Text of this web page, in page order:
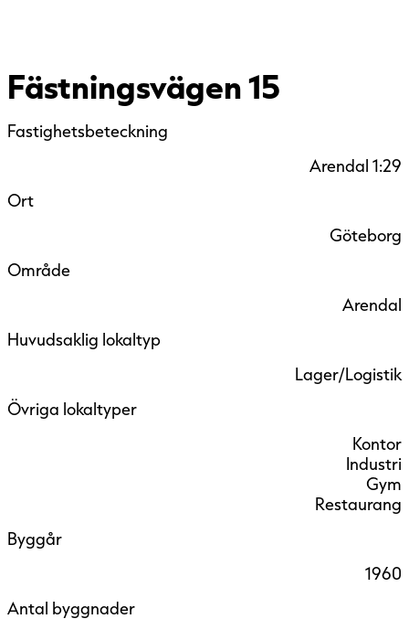
Fästningsvägen 15
Fastighetsbeteckning
Arendal 1:29
Ort
Göteborg
Område
Arendal
Huvudsaklig lokaltyp
Lager/Logistik
Övriga lokaltyper
Kontor
Industri
Gym
Restaurang
Byggår
1960
Antal byggnader